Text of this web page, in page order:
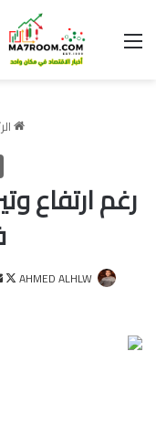
القائمة
رغم ارتفاع
AHMED ALHLW